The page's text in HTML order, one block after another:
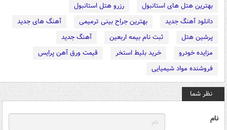
بهترین هتل های استانبول
رزرو هتل استانبول
دانلود آهنگ جدید
بهترین جراح بینی ترمیمی
آهنگ های جدید
پرشین هتل
ثبت نام بیمه اربعین
آهنگ جدید
مزایده خودرو
خرید بلیط استخر
قیمت ورق آهن پرایس
فروشنده مواد شیمیایی
نظر شما
نام